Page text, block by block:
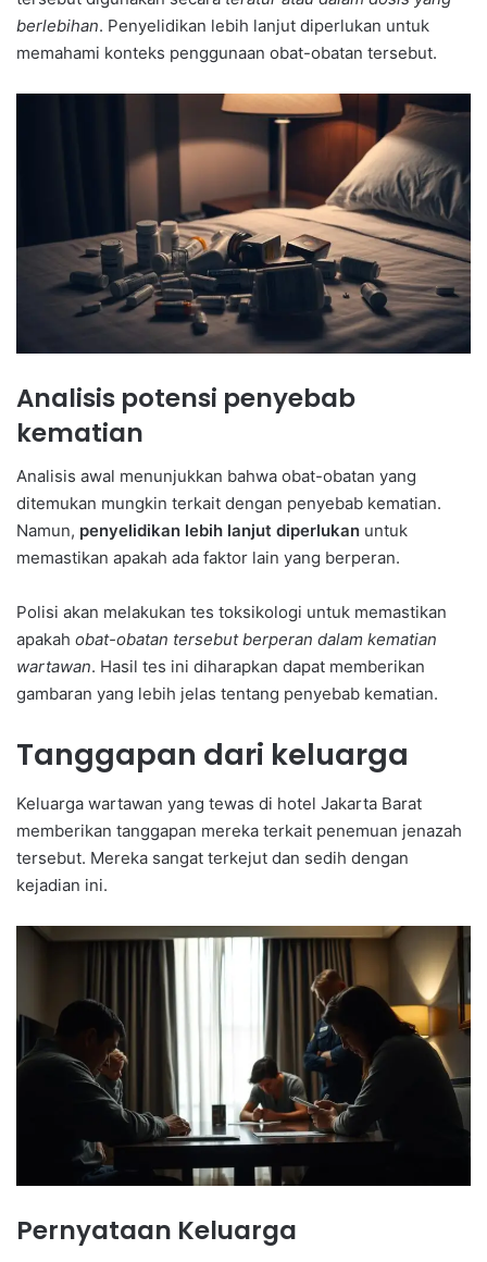
berlebihan. Penyelidikan lebih lanjut diperlukan untuk
memahami konteks penggunaan obat-obatan tersebut.
Analisis potensi penyebab
kematian
Analisis awal menunjukkan bahwa obat-obatan yang
ditemukan mungkin terkait dengan penyebab kematian.
Namun, penyelidikan lebih lanjut diperlukan untuk
memastikan apakah ada faktor lain yang berperan.
Polisi akan melakukan tes toksikologi untuk memastikan
apakah obat-obatan tersebut berperan dalam kematian
wartawan. Hasil tes ini diharapkan dapat memberikan
gambaran yang lebih jelas tentang penyebab kematian.
Tanggapan dari keluarga
Keluarga wartawan yang tewas di hotel Jakarta Barat
memberikan tanggapan mereka terkait penemuan jenazah
tersebut. Mereka sangat terkejut dan sedih dengan
kejadian ini.
Pernyataan Keluarga